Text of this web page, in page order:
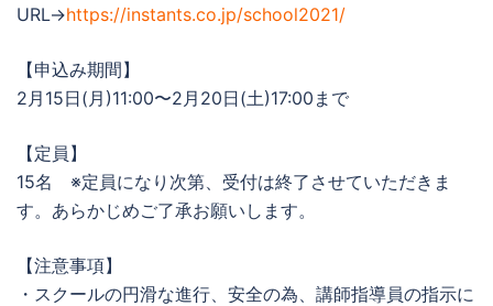
URL→https://instants.co.jp/school2021/
【申込み期間】
2月15日(月)11:00〜2月20日(土)17:00まで
【定員】
15名 ※定員になり次第、受付は終了させていただきま
す。あらかじめご了承お願いします。
【注意事項】
・スクールの円滑な進行、安全の為、講師指導員の指示に